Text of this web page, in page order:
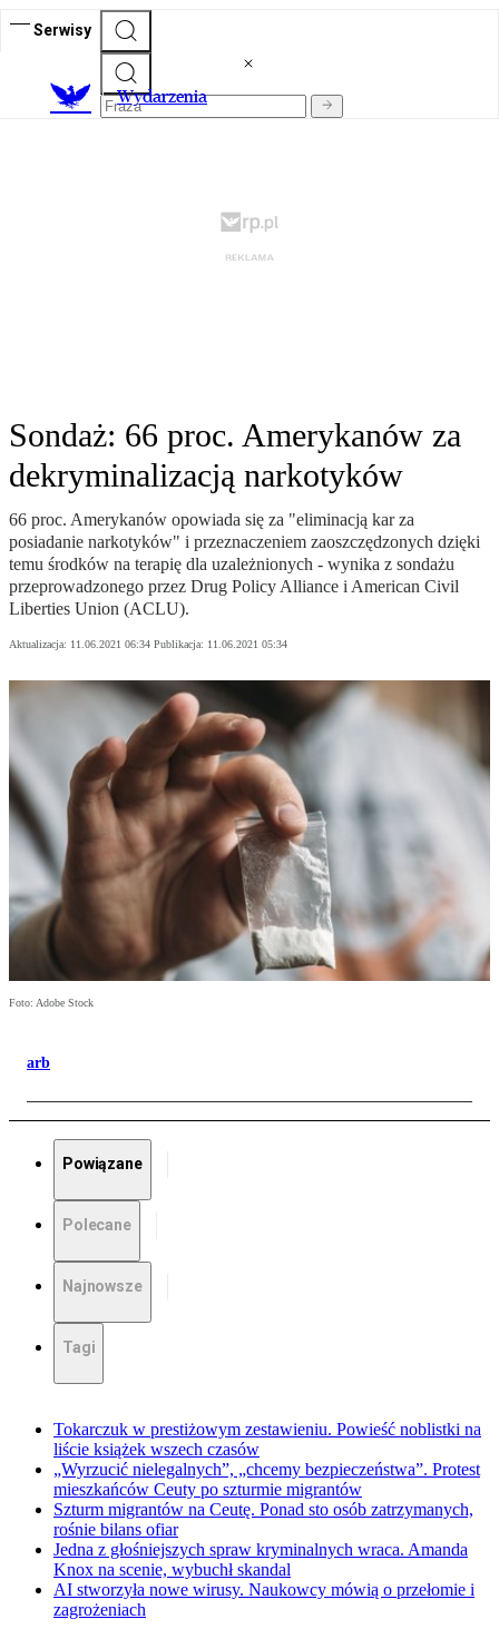
Serwisy
Wydarzenia
Sondaż: 66 proc. Amerykanów za
dekryminalizacją narkotyków
66 proc. Amerykanów opowiada się za "eliminacją kar za
posiadanie narkotyków" i przeznaczeniem zaoszczędzonych dzięki
temu środków na terapię dla uzależnionych - wynika z sondażu
przeprowadzonego przez Drug Policy Alliance i American Civil
Liberties Union (ACLU).
Aktualizacja: 11.06.2021 06:34 Publikacja: 11.06.2021 05:34
Foto: Adobe Stock
arb
Powiązane
Polecane
Najnowsze
Tagi
Tokarczuk w prestiżowym zestawieniu. Powieść noblistki na
liście książek wszech czasów
„Wyrzucić nielegalnych”, „chcemy bezpieczeństwa”. Protest
mieszkańców Ceuty po szturmie migrantów
Szturm migrantów na Ceutę. Ponad sto osób zatrzymanych,
rośnie bilans ofiar
Jedna z głośniejszych spraw kryminalnych wraca. Amanda
Knox na scenie, wybuchł skandal
AI stworzyła nowe wirusy. Naukowcy mówią o przełomie i
zagrożeniach